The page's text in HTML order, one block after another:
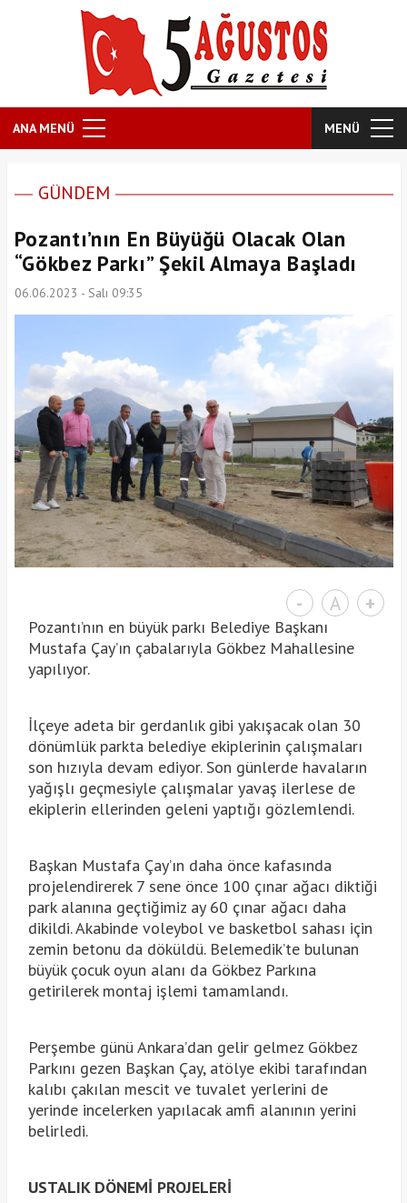
ANA MENÜ MENÜ
GÜNDEM
Pozantı’nın En Büyüğü Olacak Olan
“Gökbez Parkı” Şekil Almaya Başladı
06.06.2023 - Salı 09:35
- A +
Pozantı’nın en büyük parkı Belediye Başkanı
Mustafa Çay’ın çabalarıyla Gökbez Mahallesine
yapılıyor.
İlçeye adeta bir gerdanlık gibi yakışacak olan 30
dönümlük parkta belediye ekiplerinin çalışmaları
son hızıyla devam ediyor. Son günlerde havaların
yağışlı geçmesiyle çalışmalar yavaş ilerlese de
ekiplerin ellerinden geleni yaptığı gözlemlendi.
Başkan Mustafa Çay’ın daha önce kafasında
projelendirerek 7 sene önce 100 çınar ağacı diktiği
park alanına geçtiğimiz ay 60 çınar ağacı daha
dikildi. Akabinde voleybol ve basketbol sahası için
zemin betonu da döküldü. Belemedik’te bulunan
büyük çocuk oyun alanı da Gökbez Parkına
getirilerek montaj işlemi tamamlandı.
Perşembe günü Ankara’dan gelir gelmez Gökbez
Parkını gezen Başkan Çay, atölye ekibi tarafından
kalıbı çakılan mescit ve tuvalet yerlerini de
yerinde incelerken yapılacak amfi alanının yerini
belirledi.
USTALIK DÖNEMİ PROJELERİ